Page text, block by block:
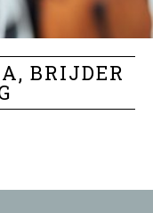
BRIJDER